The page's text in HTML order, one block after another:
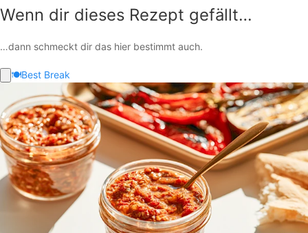
Wenn dir dieses Rezept gefällt…
…dann schmeckt dir das hier bestimmt auch.
🍽️Best Break